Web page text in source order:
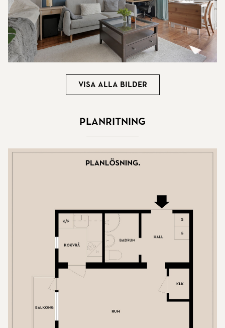
Visa alla bilder
Planritning